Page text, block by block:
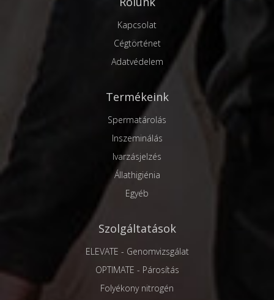
Kapcsolat
Cégtörténet
Adatvédelem
Termékeink
Spermatárolás
Inszeminálás
Ivarzásjelzés
Állathigiénia
Egyéb
Szolgáltatások
ELEVATE - Genomvizsgálat
OPTIMATE - Párosítás
Folyékony nitrogén